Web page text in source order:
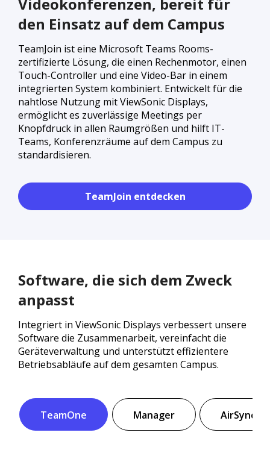
den Einsatz auf dem Campus
TeamJoin ist eine Microsoft Teams Rooms-
zertifizierte Lösung, die einen Rechenmotor, einen
Touch-Controller und eine Video-Bar in einem
integrierten System kombiniert. Entwickelt für die
nahtlose Nutzung mit ViewSonic Displays,
ermöglicht es zuverlässige Meetings per
Knopfdruck in allen Raumgrößen und hilft IT-
Teams, Konferenzräume auf dem Campus zu
standardisieren.
TeamJoin entdecken
Software, die sich dem Zweck
anpasst
Integriert in ViewSonic Displays verbessert unsere
Software die Zusammenarbeit, vereinfacht die
Geräteverwaltung und unterstützt effizientere
Betriebsabläufe auf dem gesamten Campus.
TeamOne Manager AirSync